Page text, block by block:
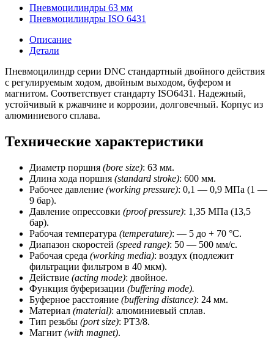
=
600
мм,
магнит)
CSNSP
Пневмоцилиндры 63 мм
Пневмоцилиндры ISO 6431
Описание
Детали
Пневмоцилиндр серии DNC стандартный двойного действия
с регулируемым ходом, двойным выходом, буфером и
магнитом. Соответствует стандарту ISO6431. Надежный,
устойчивый к ржавчине и коррозии, долговечный. Корпус из
алюминиевого сплава.
Технические характеристики
Диаметр поршня (bore size): 63 мм.
Длина хода поршня (standard stroke): 600 мм.
Рабочее давление (working pressure): 0,1 — 0,9 МПа (1 —
9 бар).
Давление опрессовки (proof pressure): 1,35 МПа (13,5
бар).
Рабочая температура (temperature): — 5 до + 70 °C.
Диапазон скоростей (speed range): 50 — 500 мм/с.
Рабочая среда (working media): воздух (подлежит
фильтрации фильтром в 40 мкм).
Действие (acting mode): двойное.
Функция буферизации (buffering mode).
Буферное расстояние (buffering distance): 24 мм.
Материал (material): алюминиевый сплав.
Тип резьбы (port size): РТ3/8.
Магнит (with magnet).